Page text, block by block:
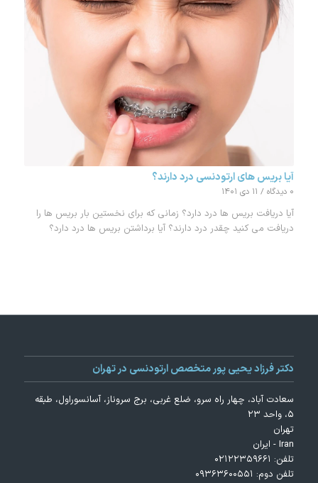
آیا بریس های ارتودنسی درد دارند؟
۰ دیدگاه / ۱۱ دی ۱۴۰۱
آیا دریافت بریس ها درد دارد؟ زمانی که برای نخستین بار بریس ها را
دریافت می کنید چقدر درد دارند؟ آیا برداشتن بریس ها درد دارد؟
دکتر فرزاد یحیی پور متخصص ارتودنسی در تهران
سعادت آباد، چهار راه سرو، ضلع غربی، برج سروناز، آسانسوراول، طبقه
۵، واحد ۲۳
تهران
Iran - ایران
تلفن: ۰۲۱۲۲۳۵۹۶۶۱
تلفن دوم: ۰۹۳۶۳۶۰۰۵۵۱